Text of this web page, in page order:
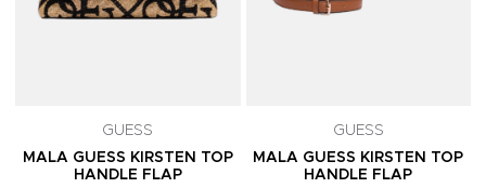
GUESS
MALA GUESS KIRSTEN TOP
HANDLE FLAP
GUESS
MALA GUESS KIRSTEN TOP
HANDLE FLAP